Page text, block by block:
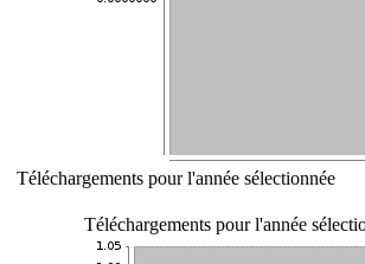
Téléchargements pour l'année sélectionnée
Téléchargements pour l'année